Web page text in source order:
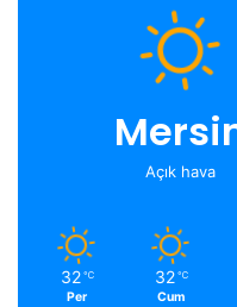
Açık hava
32 ℃
Per
32 ℃
Cum